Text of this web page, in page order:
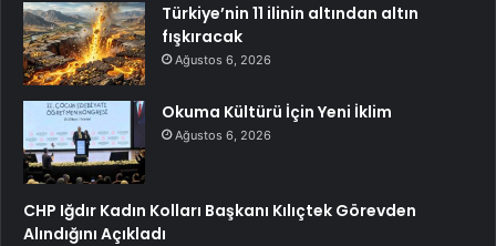
Türkiye’nin 11 ilinin altından altın
fışkıracak
Ağustos 6, 2026
Okuma Kültürü İçin Yeni İklim
Ağustos 6, 2026
CHP Iğdır Kadın Kolları Başkanı Kılıçtek Görevden
Alındığını Açıkladı